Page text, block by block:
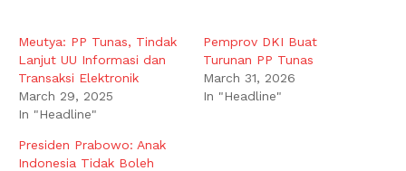
Meutya: PP Tunas, Tindak
Lanjut UU Informasi dan
Transaksi Elektronik
March 29, 2025
In "Headline"
Pemprov DKI Buat
Turunan PP Tunas
March 31, 2026
In "Headline"
Presiden Prabowo: Anak
Indonesia Tidak Boleh